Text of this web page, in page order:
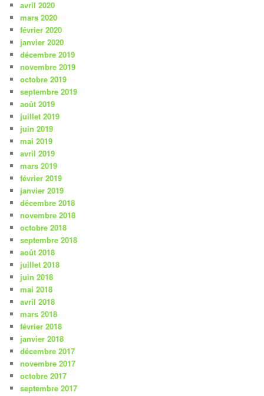
avril 2020
mars 2020
février 2020
janvier 2020
décembre 2019
novembre 2019
octobre 2019
septembre 2019
août 2019
juillet 2019
juin 2019
mai 2019
avril 2019
mars 2019
février 2019
janvier 2019
décembre 2018
novembre 2018
octobre 2018
septembre 2018
août 2018
juillet 2018
juin 2018
mai 2018
avril 2018
mars 2018
février 2018
janvier 2018
décembre 2017
novembre 2017
octobre 2017
septembre 2017